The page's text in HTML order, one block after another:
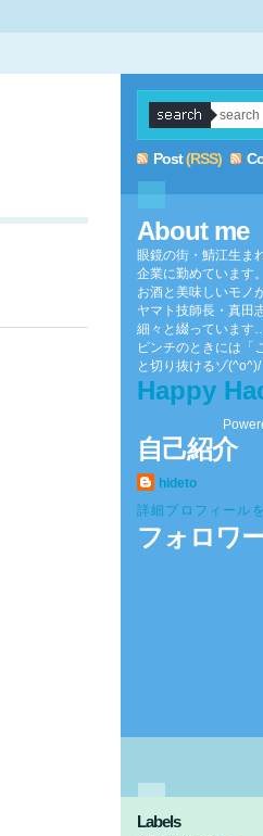
Post(RSS)
About me
眼鏡の街・鯖江生
企業に勤めています。
お酒と美味しいモノ
ヤマト技師長・真田
細々と綴っています
ピンチのときには「
と切り抜けるゾ(^o^)/
Happy
自己紹介
hideto
詳細プロフィール
フォロワ
Labels